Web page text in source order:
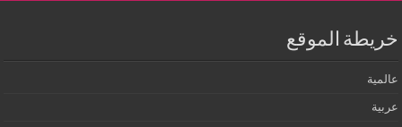
خريطة الموقع
عالمية
عربية